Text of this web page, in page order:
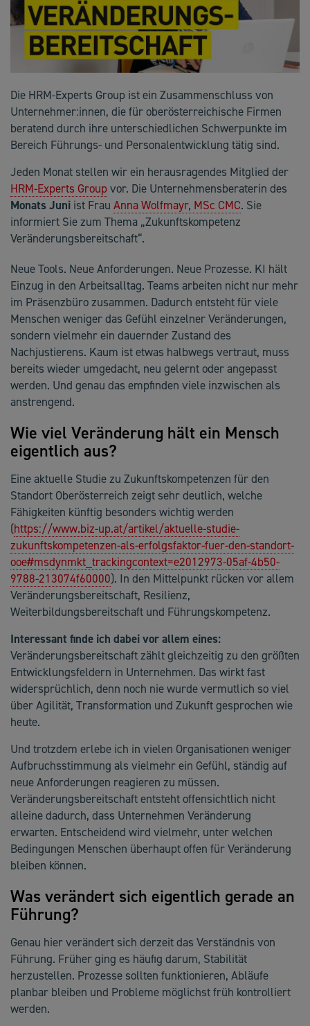
Die HRM-Experts Group ist ein Zusammenschluss von
Unternehmer:innen, die für oberösterreichische Firmen
beratend durch ihre unterschiedlichen Schwerpunkte im
Bereich Führungs- und Personalentwicklung tätig sind.
Jeden Monat stellen wir ein herausragendes Mitglied der
HRM-Experts Group vor. Die Unternehmensberaterin des
Monats Juni ist Frau Anna Wolfmayr, MSc CMC. Sie
informiert Sie zum Thema „Zukunftskompetenz
Veränderungsbereitschaft“.
Neue Tools. Neue Anforderungen. Neue Prozesse. KI hält
Einzug in den Arbeitsalltag. Teams arbeiten nicht nur mehr
im Präsenzbüro zusammen. Dadurch entsteht für viele
Menschen weniger das Gefühl einzelner Veränderungen,
sondern vielmehr ein dauernder Zustand des
Nachjustierens. Kaum ist etwas halbwegs vertraut, muss
bereits wieder umgedacht, neu gelernt oder angepasst
werden. Und genau das empfinden viele inzwischen als
anstrengend.
Wie viel Veränderung hält ein Mensch
eigentlich aus?
Eine aktuelle Studie zu Zukunftskompetenzen für den
Standort Oberösterreich zeigt sehr deutlich, welche
Fähigkeiten künftig besonders wichtig werden
(https://www.biz-up.at/artikel/aktuelle-studie-
zukunftskompetenzen-als-erfolgsfaktor-fuer-den-standort-
ooe#msdynmkt_trackingcontext=e2012973-05af-4b50-
9788-213074f60000). In den Mittelpunkt rücken vor allem
Veränderungsbereitschaft, Resilienz,
Weiterbildungsbereitschaft und Führungskompetenz.
Interessant finde ich dabei vor allem eines:
Veränderungsbereitschaft zählt gleichzeitig zu den größten
Entwicklungsfeldern in Unternehmen. Das wirkt fast
widersprüchlich, denn noch nie wurde vermutlich so viel
über Agilität, Transformation und Zukunft gesprochen wie
heute.
Und trotzdem erlebe ich in vielen Organisationen weniger
Aufbruchsstimmung als vielmehr ein Gefühl, ständig auf
neue Anforderungen reagieren zu müssen.
Veränderungsbereitschaft entsteht offensichtlich nicht
alleine dadurch, dass Unternehmen Veränderung
erwarten. Entscheidend wird vielmehr, unter welchen
Bedingungen Menschen überhaupt offen für Veränderung
bleiben können.
Was verändert sich eigentlich gerade an
Führung?
Genau hier verändert sich derzeit das Verständnis von
Führung. Früher ging es häufig darum, Stabilität
herzustellen. Prozesse sollten funktionieren, Abläufe
planbar bleiben und Probleme möglichst früh kontrolliert
werden.